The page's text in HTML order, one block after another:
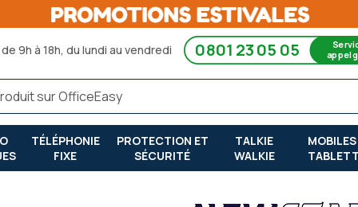
9h à 18h, du lundi au vendredi 0801 23 05 05 appel
TÉLÉPHONIE
FIXE
PROTECTION ET
SÉCURITÉ
TALKIE
WALKIE